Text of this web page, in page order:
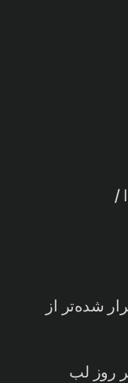
/
شده‌تر از
روز لب